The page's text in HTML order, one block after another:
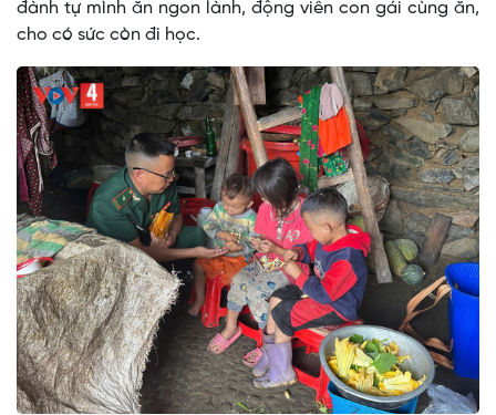
đành tự mình ăn ngon lành, động viên con gái cùng ăn,
cho có sức còn đi học.